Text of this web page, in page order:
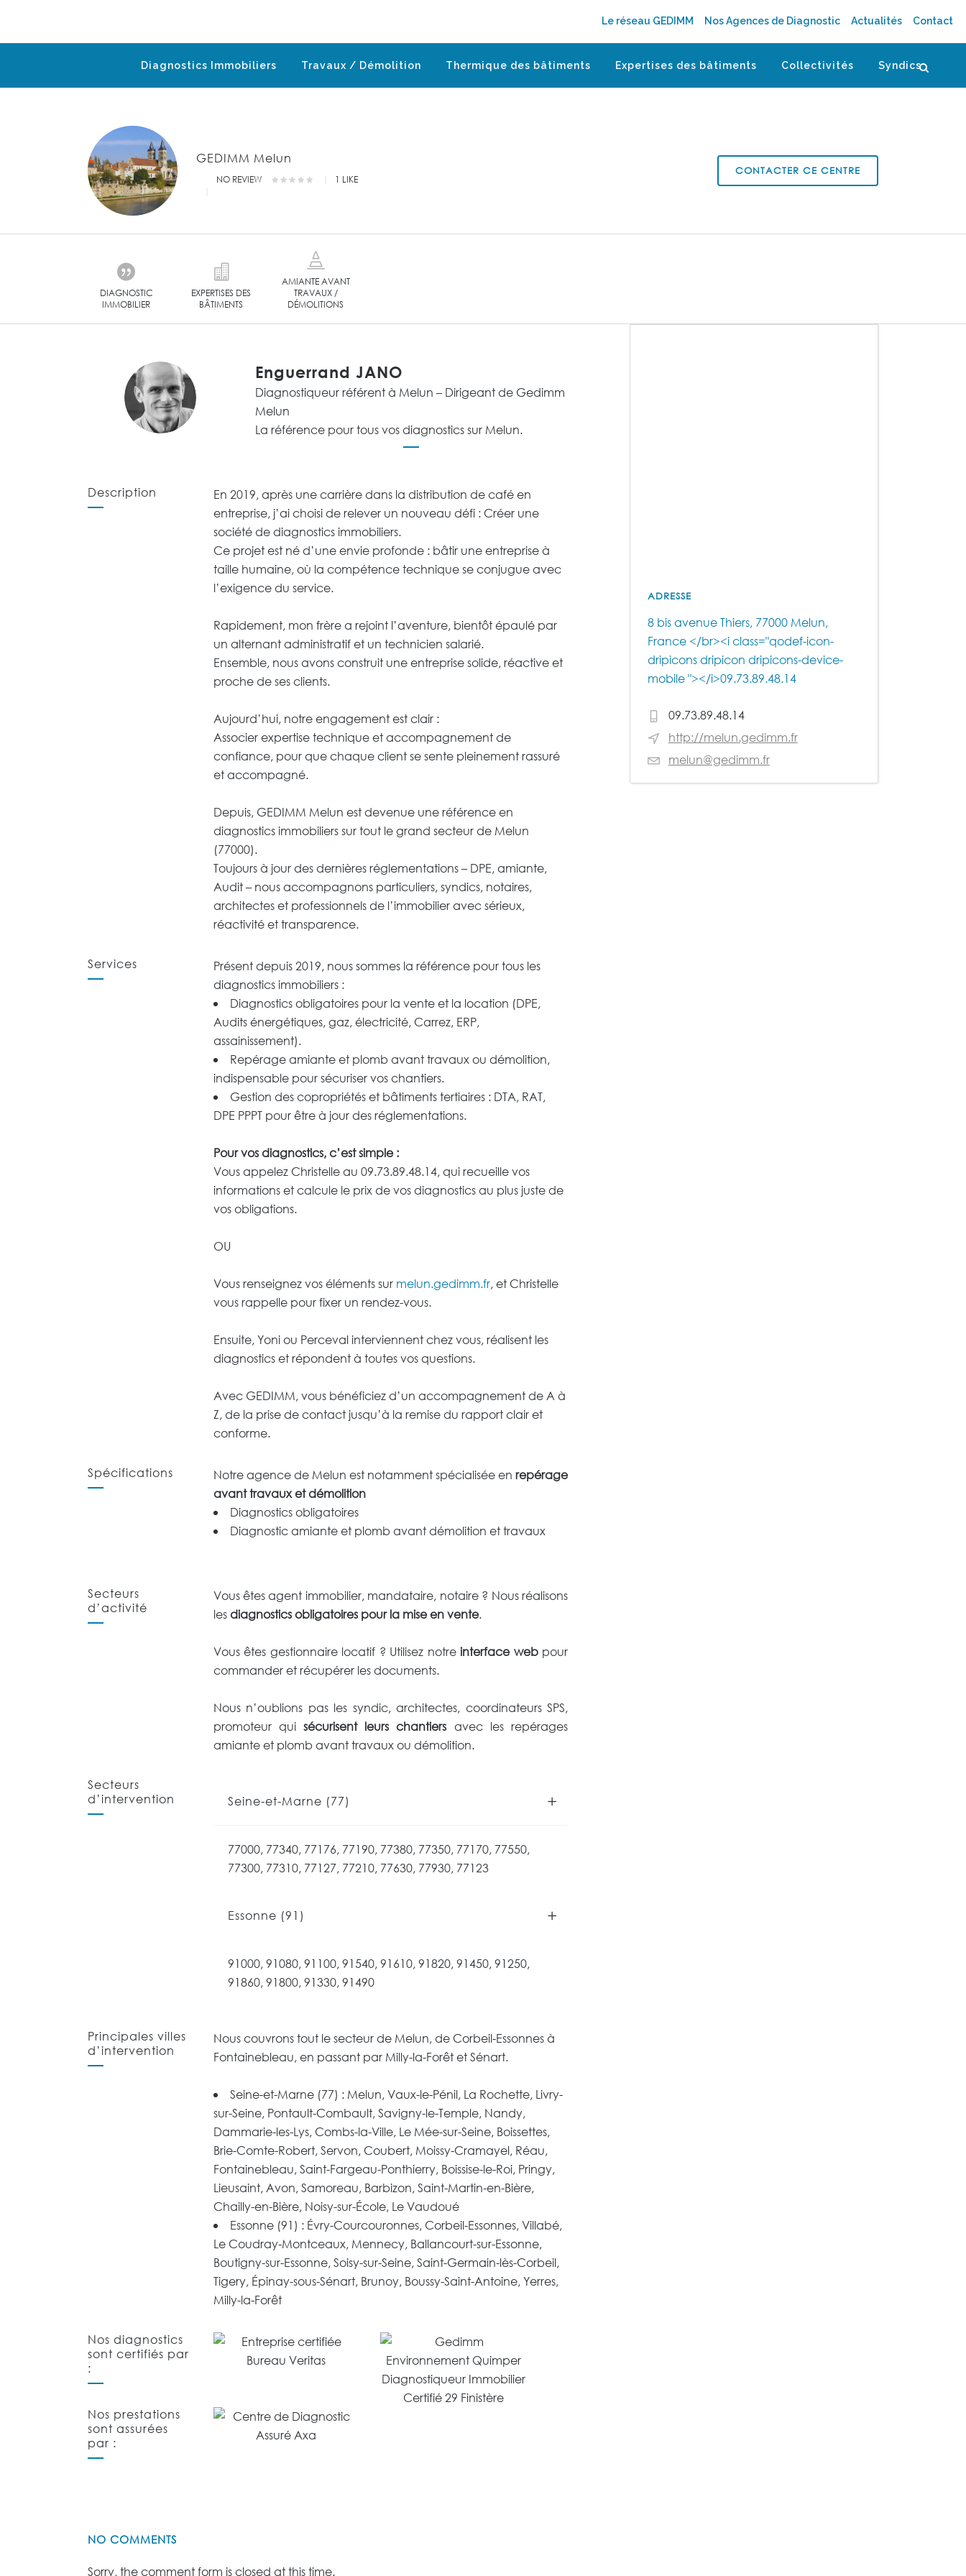
Le réseau GEDIMM Nos Agences de Diagnostic Actualités Contact
Diagnostics Immobiliers Travaux / Démolition Thermique des bâtiments Expertises des bâtiments Collectivités Syndics
GEDIMM Melun
NO REVIEW 1 LIKE
CONTACTER CE CENTRE
DIAGNOSTIC
IMMOBILIER
EXPERTISES DES
BÂTIMENTS
AMIANTE AVANT
TRAVAUX /
DÉMOLITIONS
Enguerrand JANO
Diagnostiqueur référent à Melun – Dirigeant de Gedimm
Melun
La référence pour tous vos diagnostics sur Melun.
Description
En 2019, après une carrière dans la distribution de café en
entreprise, j’ai choisi de relever un nouveau défi : Créer une
société de diagnostics immobiliers.
Ce projet est né d’une envie profonde : bâtir une entreprise à
taille humaine, où la compétence technique se conjugue avec
l’exigence du service.
Rapidement, mon frère a rejoint l’aventure, bientôt épaulé par
un alternant administratif et un technicien salarié.
Ensemble, nous avons construit une entreprise solide, réactive et
proche de ses clients.
Aujourd’hui, notre engagement est clair :
Associer expertise technique et accompagnement de
confiance, pour que chaque client se sente pleinement rassuré
et accompagné.
Depuis, GEDIMM Melun est devenue une référence en
diagnostics immobiliers sur tout le grand secteur de Melun
(77000).
Toujours à jour des dernières réglementations – DPE, amiante,
Audit – nous accompagnons particuliers, syndics, notaires,
architectes et professionnels de l’immobilier avec sérieux,
réactivité et transparence.
Services
Présent depuis 2019, nous sommes la référence pour tous les
diagnostics immobiliers :
Diagnostics obligatoires pour la vente et la location (DPE,
Audits énergétiques, gaz, électricité, Carrez, ERP,
assainissement).
Repérage amiante et plomb avant travaux ou démolition,
indispensable pour sécuriser vos chantiers.
Gestion des copropriétés et bâtiments tertiaires : DTA, RAT,
DPE PPPT pour être à jour des réglementations.
Pour vos diagnostics, c’est simple :
Vous appelez Christelle au 09.73.89.48.14, qui recueille vos
informations et calcule le prix de vos diagnostics au plus juste de
vos obligations.
OU
Vous renseignez vos éléments sur melun.gedimm.fr, et Christelle
vous rappelle pour fixer un rendez-vous.
Ensuite, Yoni ou Perceval interviennent chez vous, réalisent les
diagnostics et répondent à toutes vos questions.
Avec GEDIMM, vous bénéficiez d’un accompagnement de A à
Z, de la prise de contact jusqu’à la remise du rapport clair et
conforme.
Spécifications Notre agence de Melun est notamment spécialisée en repérage
avant travaux et démolition
Diagnostics obligatoires
Diagnostic amiante et plomb avant démolition et travaux
Secteurs
d’activité
Vous êtes agent immobilier, mandataire, notaire ? Nous réalisons
les diagnostics obligatoires pour la mise en vente.
Vous êtes gestionnaire locatif ? Utilisez notreinterface webpour
commander et récupérer les documents.
Nous n’oublions pas les syndic, architectes, coordinateurs SPS,
promoteur quisécurisent leurs chantiers avec les repérages
amiante et plomb avant travaux ou démolition.
Secteurs
d’intervention
Seine-et-Marne (77)
77000, 77340, 77176, 77190, 77380, 77350, 77170, 77550,
77300, 77310, 77127, 77210, 77630, 77930, 77123
Essonne (91)
91000, 91080, 91100, 91540, 91610, 91820, 91450, 91250,
91860, 91800, 91330, 91490
Principales villes
d’intervention
Nous couvrons tout le secteur de Melun, de Corbeil-Essonnes à
Fontainebleau, en passant par Milly-la-Forêt et Sénart.
Seine-et-Marne (77) : Melun, Vaux-le-Pénil, La Rochette, Livry-
sur-Seine, Pontault-Combault, Savigny-le-Temple, Nandy,
Dammarie-les-Lys, Combs-la-Ville, Le Mée-sur-Seine, Boissettes,
Brie-Comte-Robert, Servon, Coubert, Moissy-Cramayel, Réau,
Fontainebleau, Saint-Fargeau-Ponthierry, Boissise-le-Roi, Pringy,
Lieusaint, Avon, Samoreau, Barbizon, Saint-Martin-en-Bière,
Chailly-en-Bière, Noisy-sur-École, Le Vaudoué
Essonne (91) : Évry-Courcouronnes, Corbeil-Essonnes, Villabé,
Le Coudray-Montceaux, Mennecy, Ballancourt-sur-Essonne,
Boutigny-sur-Essonne, Soisy-sur-Seine, Saint-Germain-lès-Corbeil,
Tigery, Épinay-sous-Sénart, Brunoy, Boussy-Saint-Antoine, Yerres,
Milly-la-Forêt
Nos diagnostics
sont certifiés par
:
Nos prestations
sont assurées
par :
NO COMMENTS
Sorry, the comment form is closed at this time.
ADRESSE
8 bis avenue Thiers, 77000 Melun,
France </br><i class="qodef-icon-
dripicons dripicon dripicons-device-
mobile "></i>09.73.89.48.14
09.73.89.48.14
http://melun.gedimm.fr
melun@gedimm.fr